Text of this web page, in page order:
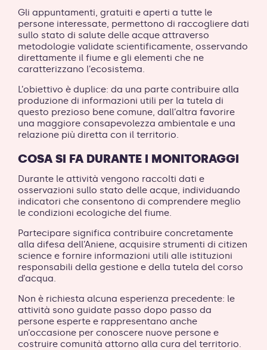
Gli appuntamenti, gratuiti e aperti a tutte le
persone interessate, permettono di raccogliere dati
sullo stato di salute delle acque attraverso
metodologie validate scientificamente, osservando
direttamente il fiume e gli elementi che ne
caratterizzano l’ecosistema.
L’obiettivo è duplice: da una parte contribuire alla
produzione di informazioni utili per la tutela di
questo prezioso bene comune, dall’altra favorire
una maggiore consapevolezza ambientale e una
relazione più diretta con il territorio.
COSA SI FA DURANTE I MONITORAGGI
Durante le attività vengono raccolti dati e
osservazioni sullo stato delle acque, individuando
indicatori che consentono di comprendere meglio
le condizioni ecologiche del fiume.
Partecipare significa contribuire concretamente
alla difesa dell’Aniene, acquisire strumenti di citizen
science e fornire informazioni utili alle istituzioni
responsabili della gestione e della tutela del corso
d’acqua.
Non è richiesta alcuna esperienza precedente: le
attività sono guidate passo dopo passo da
persone esperte e rappresentano anche
un’occasione per conoscere nuove persone e
costruire comunità attorno alla cura del territorio.